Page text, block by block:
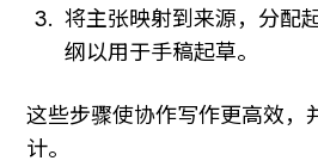
将主张映射到来源，分配
纲以用于手稿起草。
这些步骤使协作写作更高效，
计。